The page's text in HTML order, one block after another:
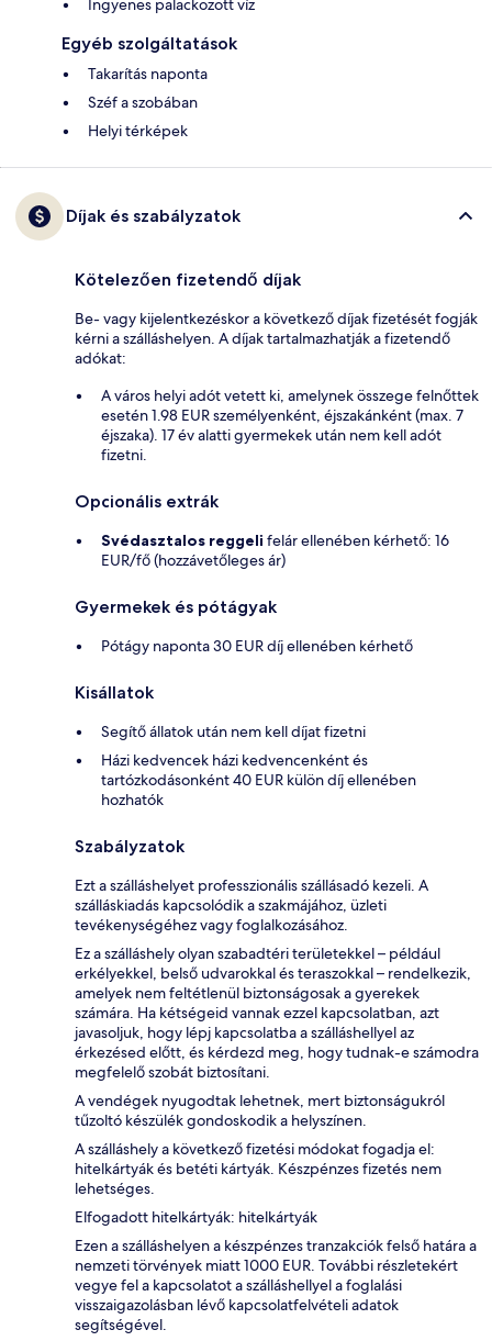
Ingyenes palackozott víz
Egyéb szolgáltatások
Takarítás naponta
Széf a szobában
Helyi térképek
Díjak és szabályzatok
Kötelezően fizetendő díjak
Be- vagy kijelentkezéskor a következő díjak fizetését fogják
kérni a szálláshelyen. A díjak tartalmazhatják a fizetendő
adókat:
A város helyi adót vetett ki, amelynek összege felnőttek
esetén 1.98 EUR személyenként, éjszakánként (max. 7
éjszaka). 17 év alatti gyermekek után nem kell adót
fizetni.
Opcionális extrák
Svédasztalos reggeli felár ellenében kérhető: 16
EUR/fő (hozzávetőleges ár)
Gyermekek és pótágyak
Pótágy naponta 30 EUR díj ellenében kérhető
Kisállatok
Segítő állatok után nem kell díjat fizetni
Házi kedvencek házi kedvencenként és
tartózkodásonként 40 EUR külön díj ellenében
hozhatók
Szabályzatok
Ezt a szálláshelyet professzionális szállásadó kezeli. A
szálláskiadás kapcsolódik a szakmájához, üzleti
tevékenységéhez vagy foglalkozásához.
Ez a szálláshely olyan szabadtéri területekkel – például
erkélyekkel, belső udvarokkal és teraszokkal – rendelkezik,
amelyek nem feltétlenül biztonságosak a gyerekek
számára. Ha kétségeid vannak ezzel kapcsolatban, azt
javasoljuk, hogy lépj kapcsolatba a szálláshellyel az
érkezésed előtt, és kérdezd meg, hogy tudnak-e számodra
megfelelő szobát biztosítani.
A vendégek nyugodtak lehetnek, mert biztonságukról
tűzoltó készülék gondoskodik a helyszínen.
A szálláshely a következő fizetési módokat fogadja el:
hitelkártyák és betéti kártyák. Készpénzes fizetés nem
lehetséges.
Elfogadott hitelkártyák: hitelkártyák
Ezen a szálláshelyen a készpénzes tranzakciók felső határa a
nemzeti törvények miatt 1000 EUR. További részletekért
vegye fel a kapcsolatot a szálláshellyel a foglalási
visszaigazolásban lévő kapcsolatfelvételi adatok
segítségével.